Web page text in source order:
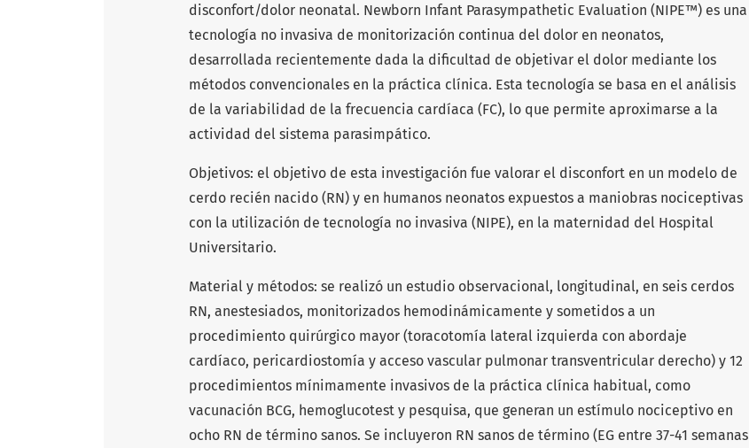
disconfort/dolor neonatal. Newborn Infant Parasympathetic Evaluation (NIPE™) es una
tecnología no invasiva de monitorización continua del dolor en neonatos,
desarrollada recientemente dada la dificultad de objetivar el dolor mediante los
métodos convencionales en la práctica clínica. Esta tecnología se basa en el análisis
de la variabilidad de la frecuencia cardíaca (FC), lo que permite aproximarse a la
actividad del sistema parasimpático.
Objetivos: el objetivo de esta investigación fue valorar el disconfort en un modelo de
cerdo recién nacido (RN) y en humanos neonatos expuestos a maniobras nociceptivas
con la utilización de tecnología no invasiva (NIPE), en la maternidad del Hospital
Universitario.
Material y métodos: se realizó un estudio observacional, longitudinal, en seis cerdos
RN, anestesiados, monitorizados hemodinámicamente y sometidos a un
procedimiento quirúrgico mayor (toracotomía lateral izquierda con abordaje
cardíaco, pericardiostomía y acceso vascular pulmonar transventricular derecho) y 12
procedimientos mínimamente invasivos de la práctica clínica habitual, como
vacunación BCG, hemoglucotest y pesquisa, que generan un estímulo nociceptivo en
ocho RN de término sanos. Se incluyeron RN sanos de término (EG entre 37-41 semanas